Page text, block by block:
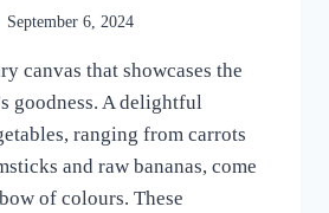
September 6, 2024
canvas that showcases the
goodness. A delightful
ranging from carrots
and raw bananas, come
of colours. These